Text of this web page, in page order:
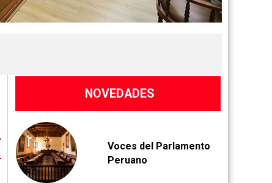
NOVEDADES
Voces del Parlamento
Peruano